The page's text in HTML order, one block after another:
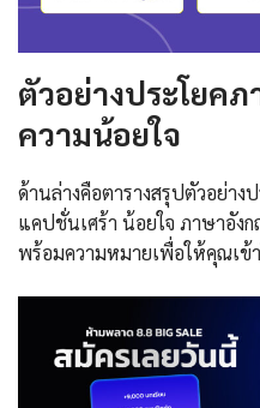
ตัวอย่างประโยค
ความน้อยใจ
ด้านล่างคือตารางสรุปตัวอย่าง
แคปชั่นเศร้า น้อยใจ ภาษาอัง
พร้อมความหมายเพื่อให้คุณเข้